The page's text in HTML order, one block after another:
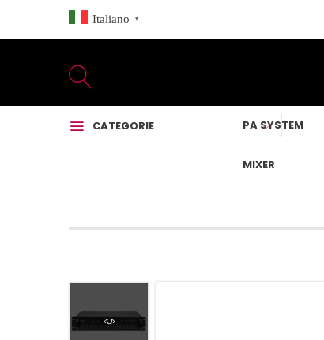
Italiano ▼
CATEGORIE PA SYSTEM
MIXER